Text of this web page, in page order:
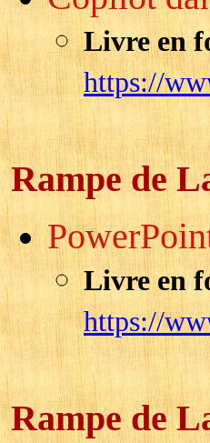
Livre en
https://
Rampe de
Livre en
https://
Rampe de